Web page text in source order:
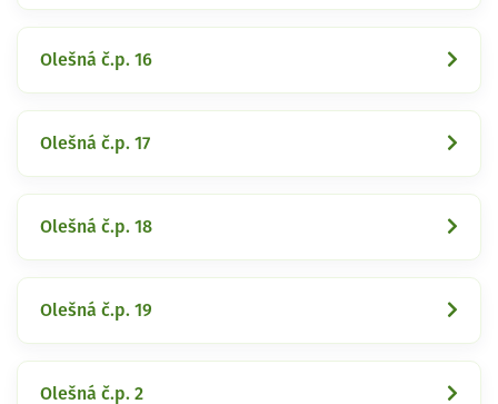
Olešná č.p. 16
Olešná č.p. 17
Olešná č.p. 18
Olešná č.p. 19
Olešná č.p. 2